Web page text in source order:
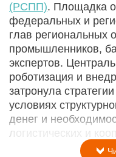
(РСПП). Площадка
федеральных и
глав региональных
промышленников,
экспертов.
роботизация и
затронула
условиях
денег и
логистических и